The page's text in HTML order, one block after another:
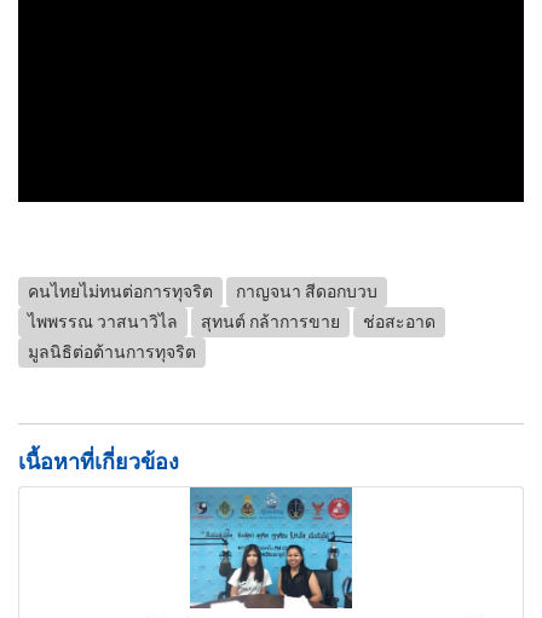
คนไทยไม่ทนต่อการทุจริต
กาญจนา สีดอกบวบ
ไพพรรณ วาสนาวิไล
สุทนต์ กล้าการขาย
ช่อสะอาด
มูลนิธิต่อต้านการทุจริต
เนื้อหาที่เกี่ยวข้อง